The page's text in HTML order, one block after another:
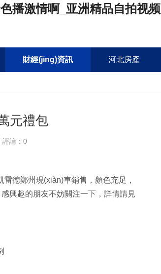
播激情啊_亚洲精品自拍视频
財經(jīng)資訊 河北房產
元禮包
| 評論： 0
德鄭州現(xiàn)車銷售，顏色充足，
興趣的朋友不妨關注一下，詳情請見